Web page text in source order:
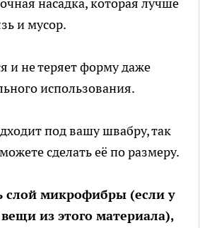
насадка, которая лучше
и мусор.
и не теряет форму даже
использования.
под вашу швабру, так
сделать её по размеру.
слой микрофибры (если у
из этого материала),